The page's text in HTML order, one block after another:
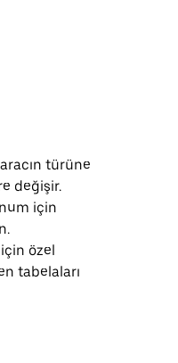
aracın türüne
değişir.
için
özel
tabelaları